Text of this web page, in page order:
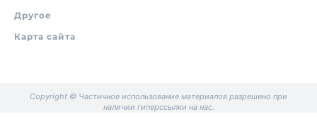
Другое
Карта сайта
Copyright © Частичное использование материалов разрешено при
наличии гиперссылки на нас.